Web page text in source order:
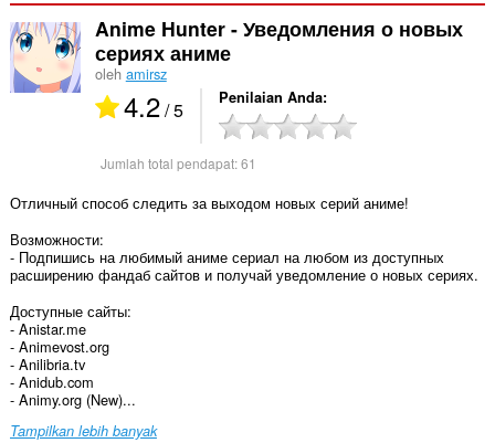
Anime Hunter - Уведомления о новых
сериях аниме
oleh amirsz
4.2/ 5 Penilaian Anda
Jumlah total pendapat:61
Отличный способ следить за выходом новых серий аниме!
Возможности:
- Подпишись на любимый аниме сериал на любом из доступных
расширению фандаб сайтов и получай уведомление о новых сериях.
Доступные сайты:
- Anistar.me
- Animevost.org
- Anilibria.tv
- Anidub.com
- Animy.org (New)...
Tampilkan lebih banyak